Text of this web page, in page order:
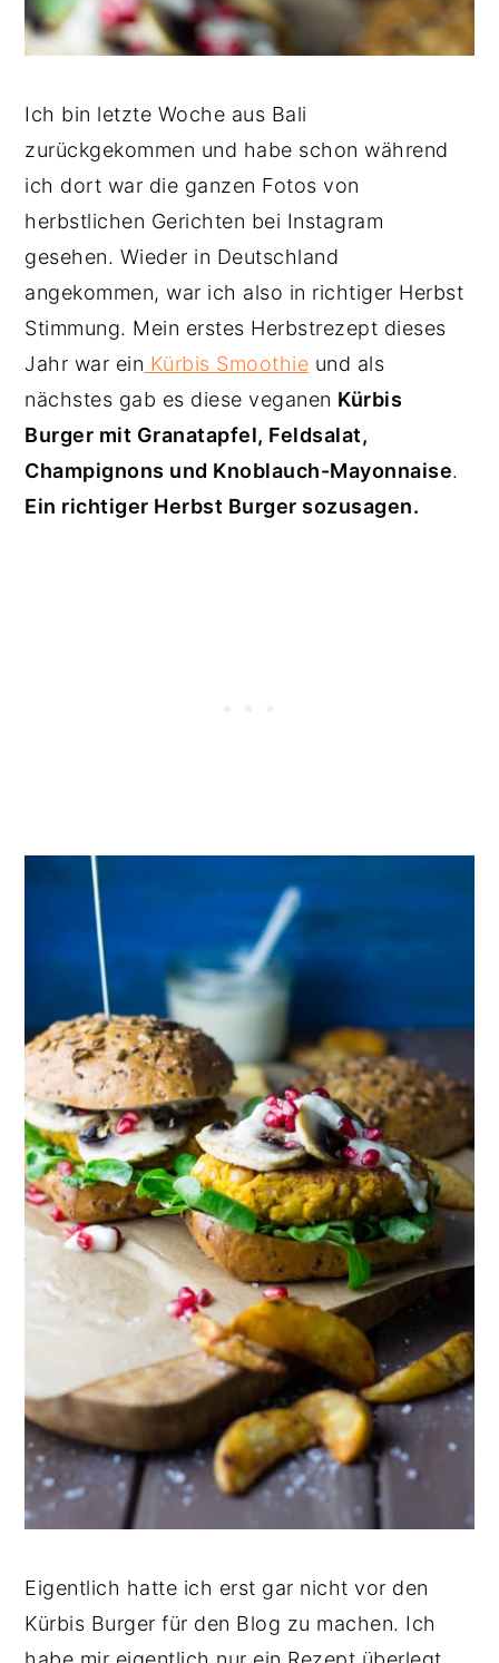
Ich bin letzte Woche aus Bali
zurückgekommen und habe schon während
ich dort war die ganzen Fotos von
herbstlichen Gerichten bei Instagram
gesehen. Wieder in Deutschland
angekommen, war ich also in richtiger Herbst
Stimmung. Mein erstes Herbstrezept dieses
Jahr war ein Kürbis Smoothie und als
nächstes gab es diese veganen Kürbis
Burger mit Granatapfel, Feldsalat,
Champignons und Knoblauch-Mayonnaise.
Ein richtiger Herbst Burger sozusagen.
Eigentlich hatte ich erst gar nicht vor den
Kürbis Burger für den Blog zu machen. Ich